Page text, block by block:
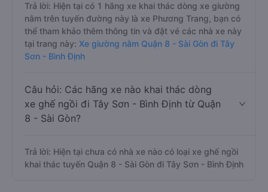
Trả lời: Hiện tại có 1 hãng xe khai thác dòng xe giường
nằm trên tuyến đường này là xe Phương Trang, bạn có
thể tham khảo thêm thông tin và đặt vé các nhà xe này
tại trang này: Xe giường nằm Quận 8 - Sài Gòn đi Tây
Sơn - Bình Định
Câu hỏi: Các hãng xe nào khai thác dòng
xe ghế ngồi đi Tây Sơn - Bình Định từ Quận
8 - Sài Gòn?
Trả lời: Hiện tại chưa có nhà xe nào có loại xe ghế ngồi
khai thác tuyến Quận 8 - Sài Gòn đi Tây Sơn - Bình Định